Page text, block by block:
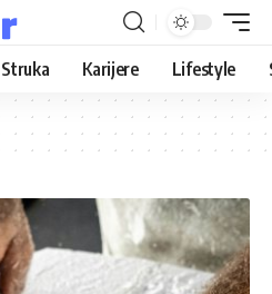
Struka Karijere Lifestyle